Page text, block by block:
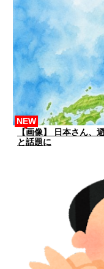
【画像】 日本さん、
と話題に
NEW